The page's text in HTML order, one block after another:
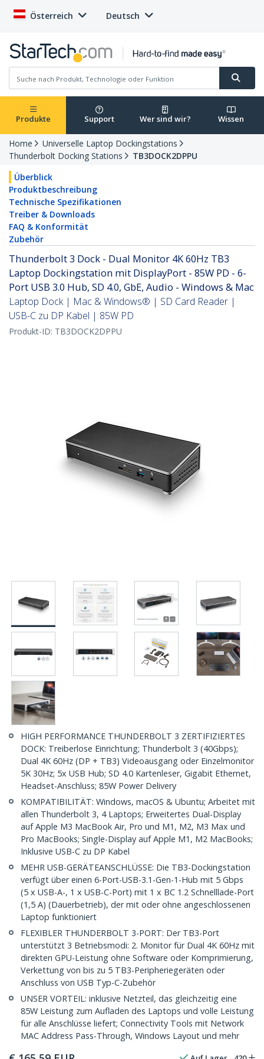
Österreich Deutsch
Produkte Support Wer sind wir? Wissen
Home
Universelle Laptop Dockingstations
Thunderbolt Docking Stations
TB3DOCK2DPPU
Überblick
Produktbeschreibung
Technische Spezifikationen
Treiber & Downloads
FAQ & Konformität
Zubehör
Thunderbolt 3 Dock - Dual Monitor 4K 60Hz TB3
Laptop Dockingstation mit DisplayPort - 85W PD - 6-
Port USB 3.0 Hub, SD 4.0, GbE, Audio - Windows & Mac
Laptop Dock | Mac & Windows® | SD Card Reader |
USB-C zu DP Kabel | 85W PD
Produkt-ID: TB3DOCK2DPPU
HIGH PERFORMANCE THUNDERBOLT 3 ZERTIFIZIERTES
DOCK: Treiberlose Einrichtung; Thunderbolt 3 (40Gbps);
Dual 4K 60Hz (DP + TB3) Videoausgang oder Einzelmonitor
5K 30Hz; 5x USB Hub; SD 4.0 Kartenleser, Gigabit Ethernet,
Headset-Anschluss; 85W Power Delivery
KOMPATIBILITÄT: Windows, macOS & Ubuntu; Arbeitet mit
allen Thunderbolt 3, 4 Laptops; Erweitertes Dual-Display
auf Apple M3 MacBook Air, Pro und M1, M2, M3 Max und
Pro MacBooks; Single-Display auf Apple M1, M2 MacBooks;
Inklusive USB-C zu DP Kabel
MEHR USB-GERÄTEANSCHLÜSSE: Die TB3-Dockingstation
verfügt über einen 6-Port-USB-3.1-Gen-1-Hub mit 5 Gbps
(5 x USB-A-, 1 x USB-C-Port) mit 1 x BC 1.2 Schnelllade-Port
(1,5 A) (Dauerbetrieb), der mit oder ohne angeschlossenen
Laptop funktioniert
FLEXIBLER THUNDERBOLT 3-PORT: Der TB3-Port
unterstützt 3 Betriebsmodi: 2. Monitor für Dual 4K 60Hz mit
direkten GPU-Leistung ohne Software oder Komprimierung,
Verkettung von bis zu 5 TB3-Peripheriegeräten oder
Anschluss von USB Typ-C-Zubehör
UNSER VORTEIL: inklusive Netzteil, das gleichzeitig eine
85W Leistung zum Aufladen des Laptops und volle Leistung
für alle Anschlüsse liefert; Connectivity Tools mit Network
MAC Address Pass-Through, Windows Layout und mehr